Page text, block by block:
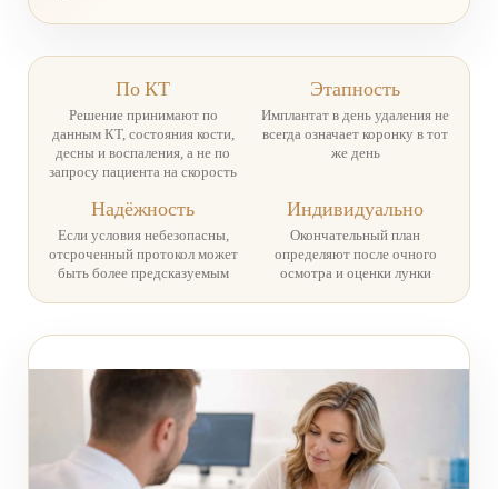
Восстановление и реставрация зубов
Реставрация зубов
Отбеливание зубов
Эстетическая стоматология
ВИНИРЫ
ПРОТЕЗИРОВАНИЕ
Протезирование на имплантах
Функциональная диагностика
Металлокерамические коронки
Безметалловая керамика
По КТ
Решение принимают по
данным КТ, состояния кости,
десны и воспаления, а не по
запросу пациента на скорость
Этапность
Имплантат в день удаления не
всегда означает коронку в тот
же день
Надёжность
Если условия небезопасны,
отсроченный протокол может
быть более предсказуемым
Индивидуально
Окончательный план
определяют после очного
осмотра и оценки лунки